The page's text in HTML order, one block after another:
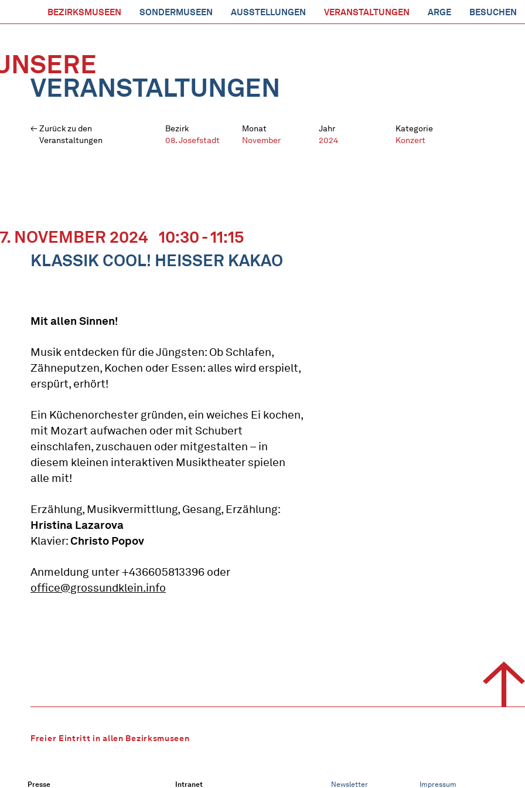
BEZIRKSMUSEEN SONDERMUSEEN AUSSTELLUNGEN VERANSTALTUNGEN ARGE BESUCHEN
VERANSTALTUNGEN
Zurück zu den
Veranstaltungen
Bezirk
08. Josefstadt
Monat
November
Jahr
2024
Kategorie
Konzert
NOVEMBER 2024 10:30 - 11:15
KLASSIK COOL! HEISSER KAKAO
Mit allen Sinnen!
Musik entdecken für die Jüngsten: Ob Schlafen,
Zähneputzen, Kochen oder Essen: alles wird erspielt,
erspürt, erhört!
Ein Küchenorchester gründen, ein weiches Ei kochen,
mit Mozart aufwachen oder mit Schubert
einschlafen, zuschauen oder mitgestalten – in
diesem kleinen interaktiven Musiktheater spielen
alle mit!
Erzählung, Musikvermittlung, Gesang, Erzählung:
Hristina Lazarova
Klavier:Christo Popov
Anmeldung unter +436605813396 oder
office@grossundklein.info
Freier Eintritt in allen Bezirksmuseen
Presse Intranet Newsletter Impressum